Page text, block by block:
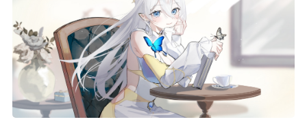
muevoクラウドファンディング
muevoコミュニティ
ぶいクラ！by muevo
FUKAKACHI+